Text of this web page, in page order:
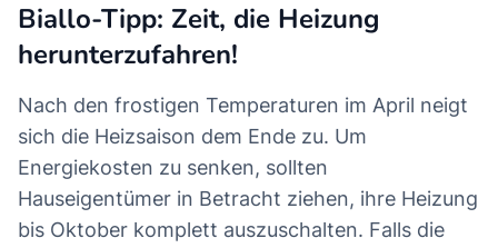
Biallo-Tipp: Zeit, die Heizung
herunterzufahren!
Nach den frostigen Temperaturen im April neigt
sich die Heizsaison dem Ende zu. Um
Energiekosten zu senken, sollten
Hauseigentümer in Betracht ziehen, ihre Heizung
bis Oktober komplett auszuschalten. Falls die